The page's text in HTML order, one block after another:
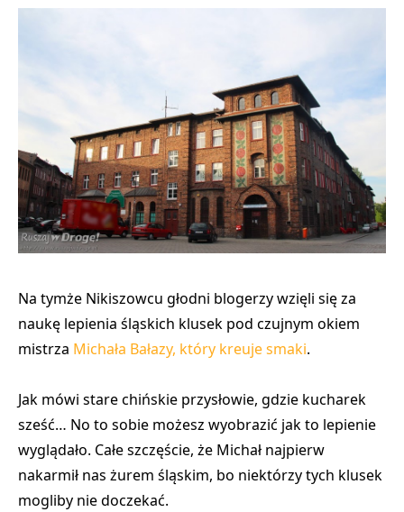
Na tymże Nikiszowcu głodni blogerzy wzięli się za
naukę lepienia śląskich klusek pod czujnym okiem
mistrza Michała Bałazy, który kreuje smaki.
Jak mówi stare chińskie przysłowie, gdzie kucharek
sześć… No to sobie możesz wyobrazić jak to lepienie
wyglądało. Całe szczęście, że Michał najpierw
nakarmił nas żurem śląskim, bo niektórzy tych klusek
mogliby nie doczekać.